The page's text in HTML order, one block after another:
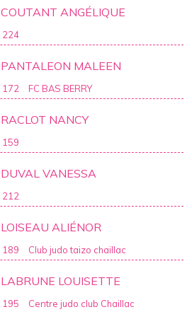
224
COUTANT ANGÉLIQUE
172
PANTALEON MALEEN
FC BAS BERRY
159
RACLOT NANCY
212
DUVAL VANESSA
189
LOISEAU ALIÉNOR
Club judo taizo chaillac
195
LABRUNE LOUISETTE
Centre judo club Chaillac